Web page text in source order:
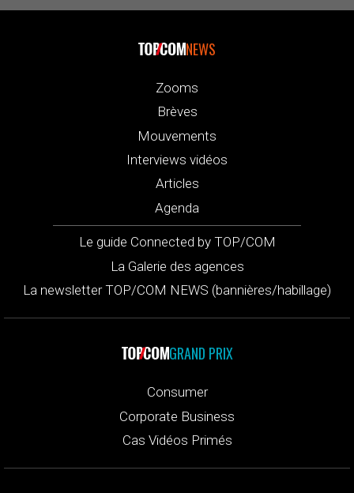
NEWS
Zooms
Brèves
Mouvements
Interviews vidéos
Articles
Agenda
Le guide Connected by TOP/COM
La Galerie des agences
La newsletter TOP/COM NEWS (bannières/habillage)
GRAND PRIX
Consumer
Corporate Business
Cas Vidéos Primés